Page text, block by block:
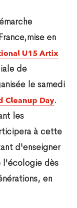
en
U15 Artix
de
le samedi
Cleanup Day.
les
à cette
d'enseigner
l'écologie dès
en